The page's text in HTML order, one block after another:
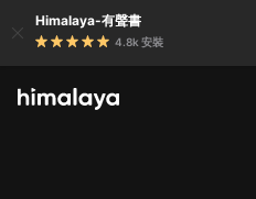
Himalaya-有聲書
4.8k 安裝